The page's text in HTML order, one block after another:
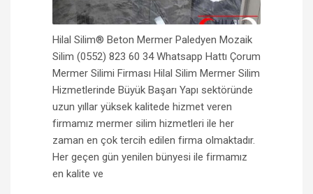
Hilal Silim® Beton Mermer Paledyen Mozaik
Silim (0552) 823 60 34 Whatsapp Hattı Çorum
Mermer Silimi Firması Hilal Silim Mermer Silim
Hizmetlerinde Büyük Başarı Yapı sektöründe
uzun yıllar yüksek kalitede hizmet veren
firmamız mermer silim hizmetleri ile her
zaman en çok tercih edilen firma olmaktadır.
Her geçen gün yenilen bünyesi ile firmamız
en kalite ve